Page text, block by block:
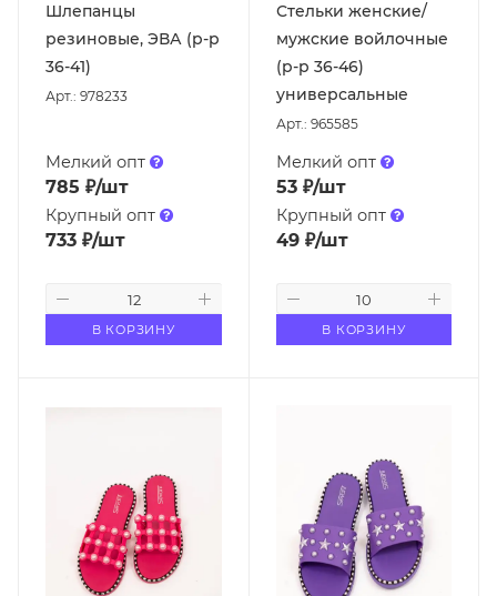
Шлепанцы
резиновые, ЭВА (р-р
36-41)
Арт.: 978233
Мелкий опт
785 ₽/шт
Крупный опт
733 ₽/шт
В КОРЗИНУ
Стельки женские/
мужские войлочные
(р-р 36-46)
универсальные
Арт.: 965585
Мелкий опт
53₽/шт
Крупный опт
49₽/шт
В КОРЗИНУ